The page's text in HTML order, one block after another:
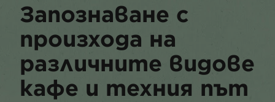
Запознаване с
произхода на
различните видове
кафе и техния път